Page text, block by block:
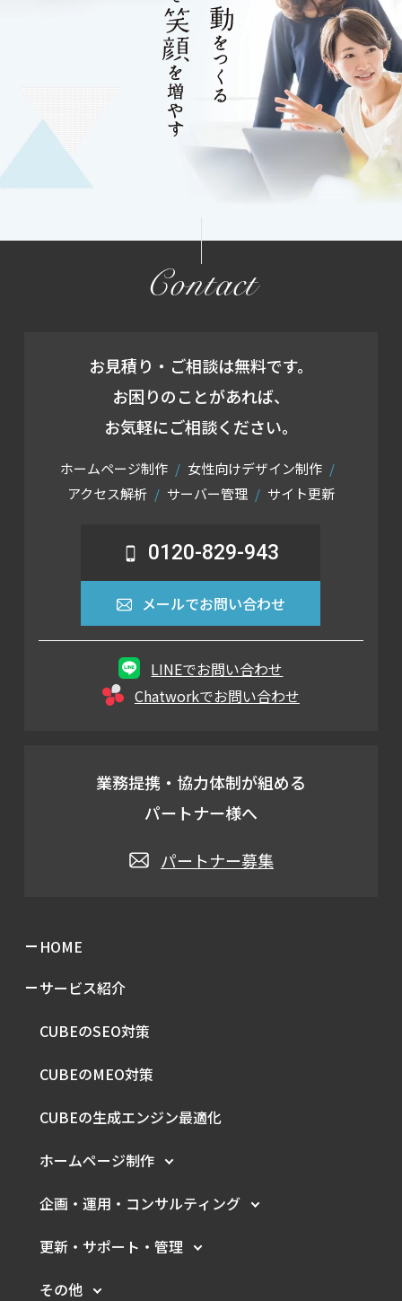
Contact
お見積り・ご相談は無料です。
お困りのことがあれば、
お気軽にご相談ください。
ホームページ制作
女性向けデザイン制作
アクセス解析
サーバー管理 サイト更新
0120-829-943
メールでお問い合わせ
LINEでお問い合わせ
Chatworkでお問い合わせ
業務提携・協力体制が組める
パートナー様へ
パートナー募集
HOME
サービス紹介
CUBEのSEO対策
CUBEのMEO対策
CUBEの生成エンジン最適化
ホームページ制作
企画・運用・ コンサルティング
更新・サポート・管理
その他